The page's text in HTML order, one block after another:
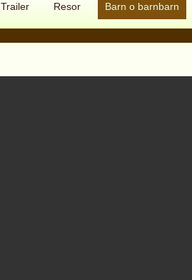
Trailer Resor Barn o barnbarn